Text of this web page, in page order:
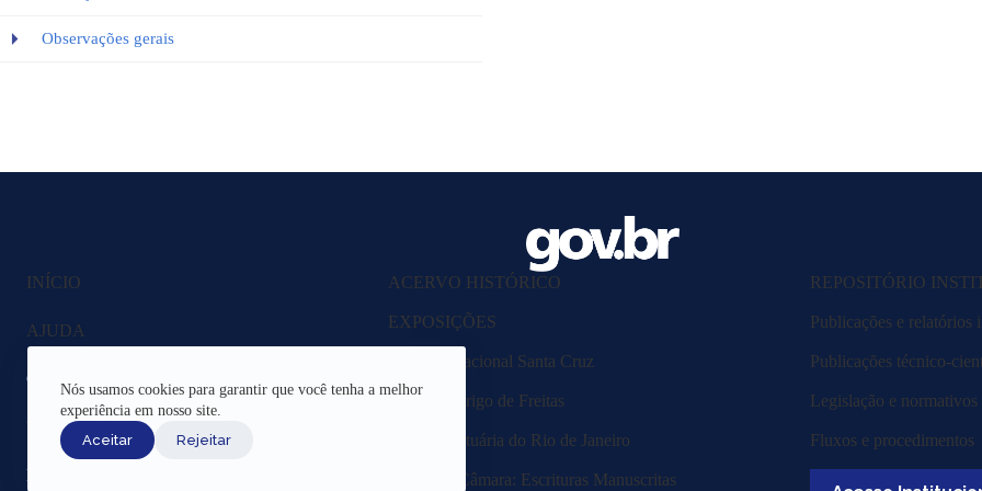
Nós usamos cookies para garantir que você tenha a melhor
experiência em nosso site.
Aceitar
Rejeitar
Observações gerais
INÍCIO
AJUDA
CANAIS DE ATENDIMENTO
TERMOS DE USO
REDES SOCIAIS
ACERVO HISTÓRICO
EXPOSIÇÕES
Fazenda Nacional Santa Cruz
Lagoa Rodrigo de Freitas
Região Portuária do Rio de Janeiro
Livros da Câmara: Escrituras Manuscritas
REPOSITÓRIO
Publicações e relatórios
Publicações técnico-
Legislação e normativos
Fluxos e procedimentos